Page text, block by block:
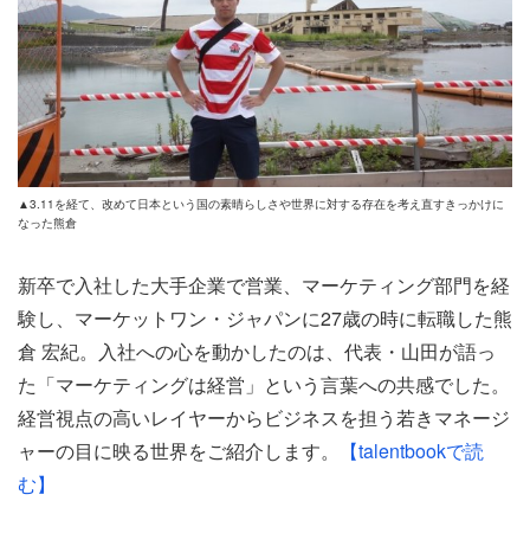
▲3.11を経て、改めて日本という国の素晴らしさや世界に対する存在を考え直すきっかけに
なった熊倉
新卒で入社した大手企業で営業、マーケティング部門を経
験し、マーケットワン・ジャパンに27歳の時に転職した熊
倉 宏紀。入社への心を動かしたのは、代表・山田が語っ
た「マーケティングは経営」という言葉への共感でした。
経営視点の高いレイヤーからビジネスを担う若きマネージ
ャーの目に映る世界をご紹介します。
【talentbookで読
む】